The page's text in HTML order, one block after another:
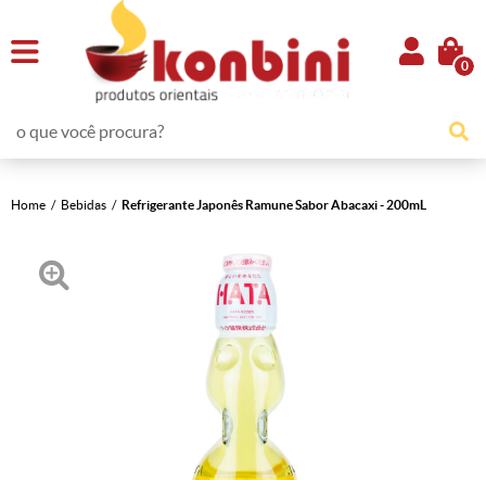
0
Home Bebidas Refrigerante Japonês Ramune Sabor Abacaxi - 200mL